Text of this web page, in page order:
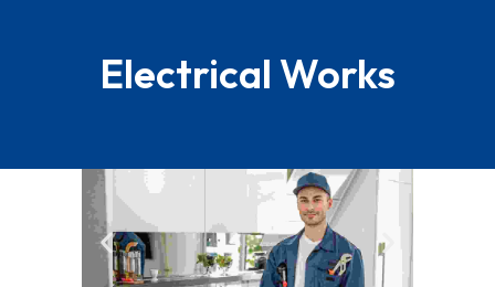
Electrical Works